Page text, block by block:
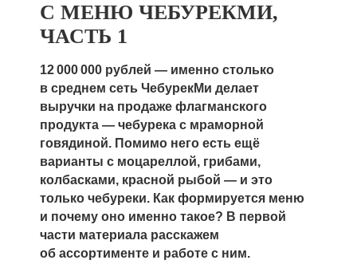
С МЕНЮ ЧЕБУРЕКМИ,
ЧАСТЬ 1
12 000 000 рублей — именно столько
в среднем сеть ЧебурекМи делает
выручки на продаже флагманского
продукта — чебурека с мраморной
говядиной. Помимо него есть ещё
варианты с моцареллой, грибами,
колбасками, красной рыбой — и это
только чебуреки. Как формируется меню
и почему оно именно такое? В первой
части материала расскажем
об ассортименте и работе с ним.
© cheburek.me, 2024
Политика конфиденциальности
Читайте на topfranchise.ru
о франшизе ЧебурекМи
Информация, указанная на сайте,
не является публичной офертой. Подробную
информацию уточняйте у менеджеров.